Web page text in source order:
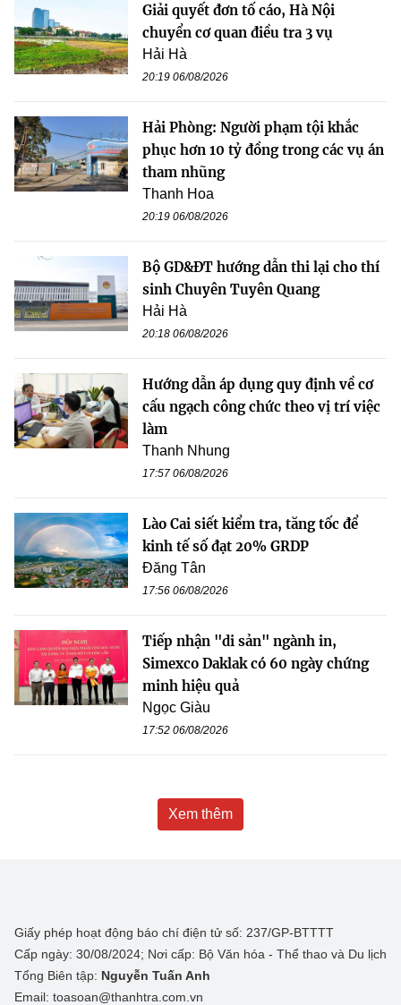
Giải quyết đơn tố cáo, Hà Nội
chuyển cơ quan điều tra 3 vụ
Hải Hà
20:19 06/08/2026
Hải Phòng: Người phạm tội khắc
phục hơn 10 tỷ đồng trong các vụ án
tham nhũng
Thanh Hoa
20:19 06/08/2026
Bộ GD&ĐT hướng dẫn thi lại cho thí
sinh Chuyên Tuyên Quang
Hải Hà
20:18 06/08/2026
Hướng dẫn áp dụng quy định về cơ
cấu ngạch công chức theo vị trí việc
làm
Thanh Nhung
17:57 06/08/2026
Lào Cai siết kiểm tra, tăng tốc để
kinh tế số đạt 20% GRDP
Đăng Tân
17:56 06/08/2026
Tiếp nhận "di sản" ngành in,
Simexco Daklak có 60 ngày chứng
minh hiệu quả
Ngọc Giàu
17:52 06/08/2026
Xem thêm
Giấy phép hoạt động báo chí điện tử số: 237/GP-BTTTT
Cấp ngày: 30/08/2024; Nơi cấp: Bộ Văn hóa - Thể thao và Du lịch
Tổng Biên tập: Nguyễn Tuấn Anh
Email: toasoan@thanhtra.com.vn